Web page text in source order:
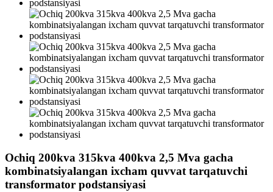
Ochiq 200kva 315kva 400kva 2,5 Mva gacha
kombinatsiyalangan ixcham quvvat tarqatuvchi
transformator podstansiyasi